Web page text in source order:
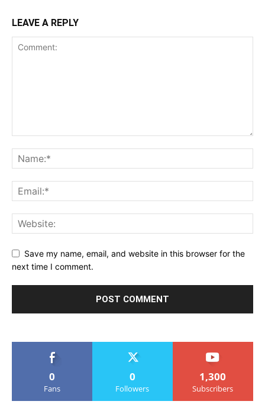
LEAVE A REPLY
Save my name, email, and website in this browser for the
next time I comment.
0
Fans
0
Followers
1,300
Subscribers